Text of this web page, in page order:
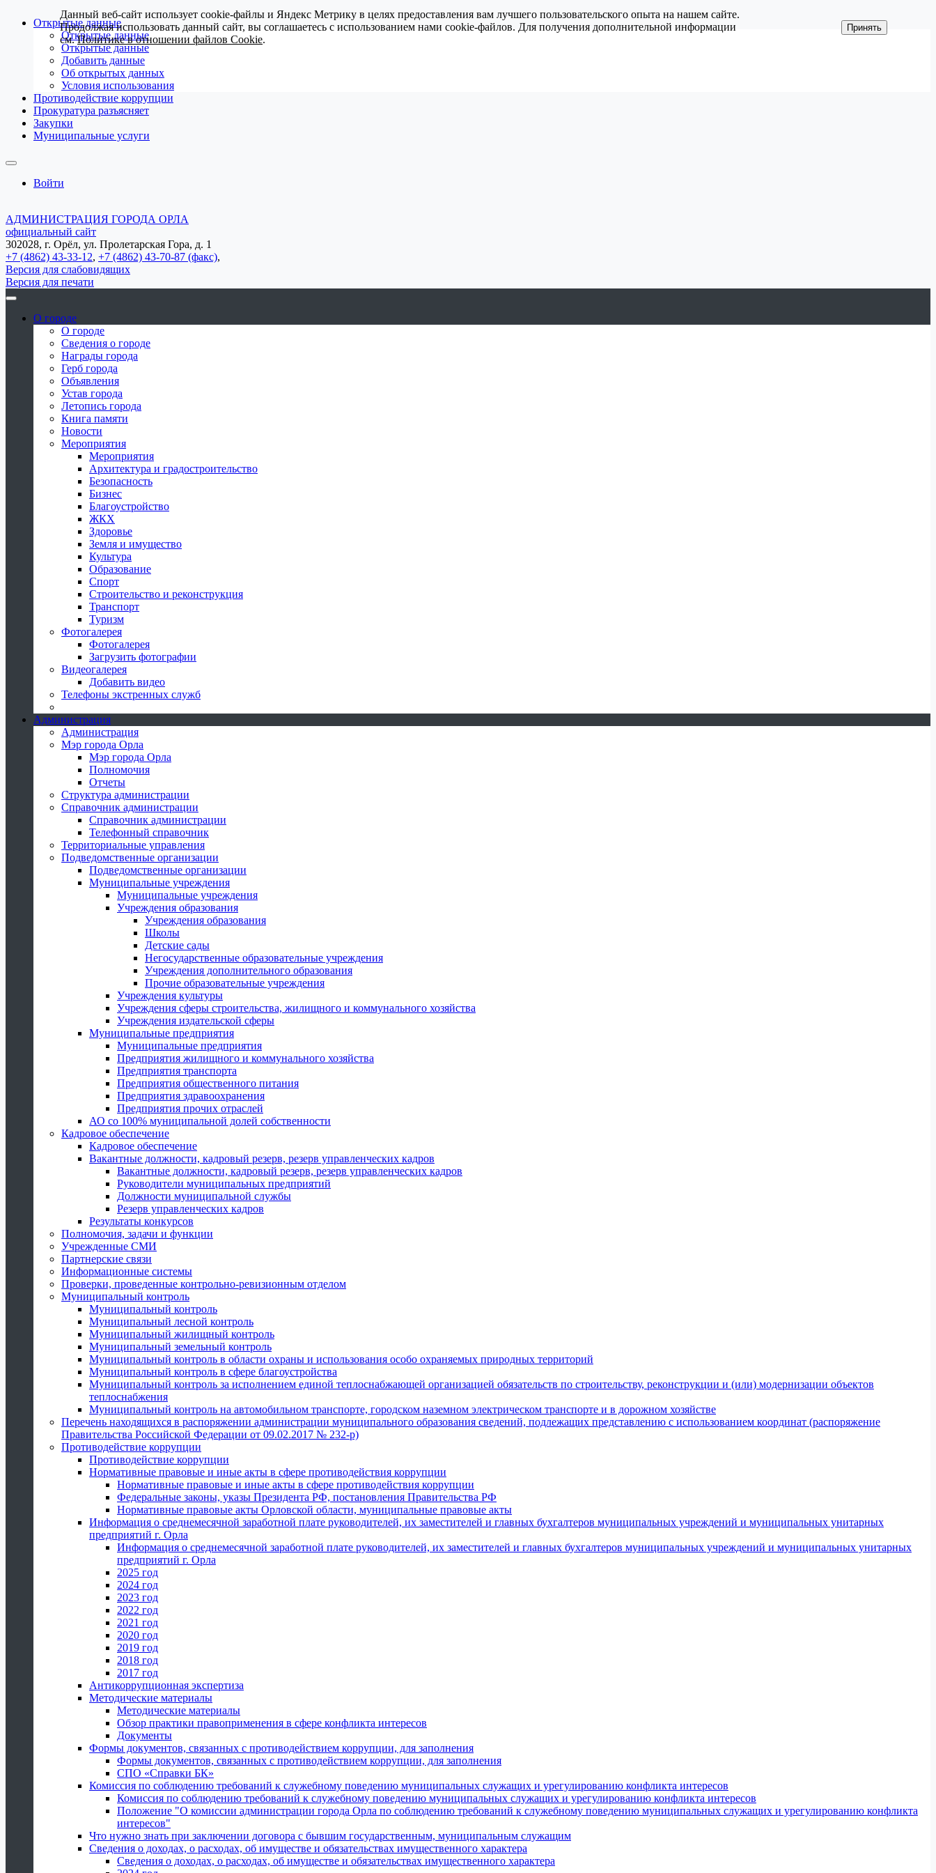
Открытые данные
Открытые данные
Открытые данные
Добавить данные
Об открытых данных
Условия использования
Противодействие коррупции
Прокуратура разъясняет
Закупки
Муниципальные услуги
Войти
АДМИНИСТРАЦИЯ ГОРОДА ОРЛА
официальный сайт
302028, г. Орёл, ул. Пролетарская Гора, д. 1
+7 (4862) 43-33-12, +7 (4862) 43-70-87 (факс),
Версия для слабовидящих
Версия для печати
О городе
О городе
Сведения о городе
Награды города
Герб города
Объявления
Устав города
Летопись города
Книга памяти
Новости
Мероприятия
Мероприятия
Архитектура и градостроительство
Безопасность
Бизнес
Благоустройство
ЖКХ
Здоровье
Земля и имущество
Культура
Образование
Спорт
Строительство и реконструкция
Транспорт
Туризм
Фотогалерея
Фотогалерея
Загрузить фотографии
Видеогалерея
Добавить видео
Телефоны экстренных служб
Администрация
Администрация
Мэр города Орла
Мэр города Орла
Полномочия
Отчеты
Структура администрации
Справочник администрации
Справочник администрации
Телефонный справочник
Территориальные управления
Подведомственные организации
Подведомственные организации
Муниципальные учреждения
Муниципальные учреждения
Учреждения образования
Учреждения образования
Школы
Детские сады
Негосударственные образовательные учреждения
Учреждения дополнительного образования
Прочие образовательные учреждения
Учреждения культуры
Учреждения сферы строительства, жилищного и коммунального хозяйства
Учреждения издательской сферы
Муниципальные предприятия
Муниципальные предприятия
Предприятия жилищного и коммунального хозяйства
Предприятия транспорта
Предприятия общественного питания
Предприятия здравоохранения
Предприятия прочих отраслей
АО со 100% муниципальной долей собственности
Кадровое обеспечение
Кадровое обеспечение
Вакантные должности, кадровый резерв, резерв управленческих кадров
Вакантные должности, кадровый резерв, резерв управленческих кадров
Руководители муниципальных предприятий
Должности муниципальной службы
Резерв управленческих кадров
Результаты конкурсов
Полномочия, задачи и функции
Учрежденные СМИ
Партнерские связи
Информационные системы
Проверки, проведенные контрольно-ревизионным отделом
Муниципальный контроль
Муниципальный контроль
Муниципальный лесной контроль
Муниципальный жилищный контроль
Муниципальный земельный контроль
Муниципальный контроль в области охраны и использования особо охраняемых природных территорий
Муниципальный контроль в сфере благоустройства
Муниципальный контроль за исполнением единой теплоснабжающей организацией обязательств по строительству, реконструкции и (или) модернизации объектов
теплоснабжения
Муниципальный контроль на автомобильном транспорте, городском наземном электрическом транспорте и в дорожном хозяйстве
Перечень находящихся в распоряжении администрации муниципального образования сведений, подлежащих представлению с использованием координат (распоряжение
Правительства Российской Федерации от 09.02.2017 № 232-р)
Противодействие коррупции
Противодействие коррупции
Нормативные правовые и иные акты в сфере противодействия коррупции
Нормативные правовые и иные акты в сфере противодействия коррупции
Федеральные законы, указы Президента РФ, постановления Правительства РФ
Нормативные правовые акты Орловской области, муниципальные правовые акты
Информация о среднемесячной заработной плате руководителей, их заместителей и главных бухгалтеров муниципальных учреждений и муниципальных унитарных
предприятий г. Орла
Информация о среднемесячной заработной плате руководителей, их заместителей и главных бухгалтеров муниципальных учреждений и муниципальных унитарных
предприятий г. Орла
2025 год
2024 год
2023 год
2022 год
2021 год
2020 год
2019 год
2018 год
2017 год
Антикоррупционная экспертиза
Методические материалы
Методические материалы
Обзор практики правоприменения в сфере конфликта интересов
Документы
Формы документов, связанных с противодействием коррупции, для заполнения
Формы документов, связанных с противодействием коррупции, для заполнения
СПО «Справки БК»
Комиссия по соблюдению требований к служебному поведению муниципальных служащих и урегулированию конфликта интересов
Комиссия по соблюдению требований к служебному поведению муниципальных служащих и урегулированию конфликта интересов
Положение "О комиссии администрации города Орла по соблюдению требований к служебному поведению муниципальных служащих и урегулированию конфликта
интересов"
Что нужно знать при заключении договора с бывшим государственным, муниципальным служащим
Сведения о доходах, о расходах, об имуществе и обязательствах имущественного характера
Сведения о доходах, о расходах, об имуществе и обязательствах имущественного характера
Данный веб-сайт использует cookie-файлы и Яндекс Метрику в целях предоставления вам лучшего пользовательского опыта на нашем сайте.
Продолжая использовать данный сайт, вы соглашаетесь с использованием нами cookie-файлов. Для получения дополнительной информации
см.Политике в отношении файлов Cookie.
Принять